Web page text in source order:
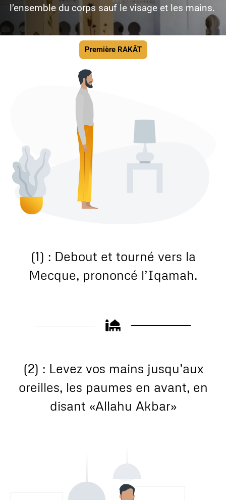
l’ensemble du corps sauf le visage et les mains.
Première RAKÂT
(1) : Debout et tourné vers la
Mecque, prononcé l’Iqamah.
(2) : Levez vos mains jusqu’aux
oreilles, les paumes en avant, en
disant «Allahu Akbar»